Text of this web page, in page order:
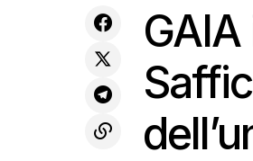
“Sottosopra”